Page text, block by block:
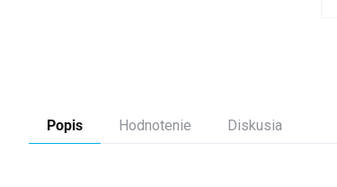
Popis Hodnotenie Diskusia